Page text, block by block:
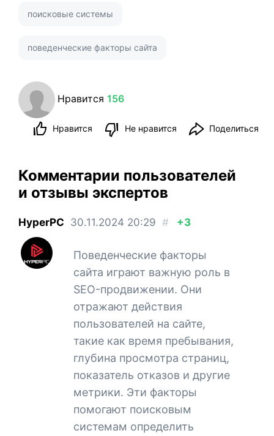
поисковые системы
поведенческие факторы сайта
Нравится 156
Нравится Не нравится Поделиться
Комментарии пользователей
и отзывы экспертов
HyperPC 30.11.2024 20:29 # +3
Поведенческие факторы
сайта играют важную роль в
SEO-продвижении. Они
отражают действия
пользователей на сайте,
такие как время пребывания,
глубина просмотра страниц,
показатель отказов и другие
метрики. Эти факторы
помогают поисковым
системам определить